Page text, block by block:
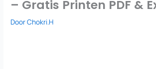
– Gratis Printen PDF &
DoorChokri.H